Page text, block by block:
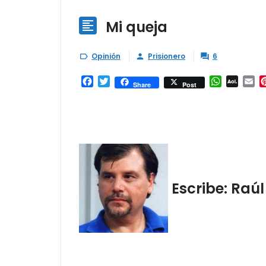
 Mi queja
 Opinión  Prisionero  6
Facebook
TwitterShare Post
AOL
Escribe: